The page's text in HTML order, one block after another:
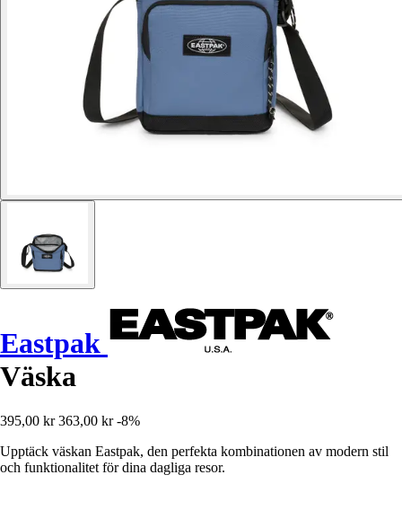
Eastpak
Väska
395,00 kr 363,00 kr -8%
Upptäck väskan Eastpak, den perfekta kombinationen av modern stil
och funktionalitet för dina dagliga resor.